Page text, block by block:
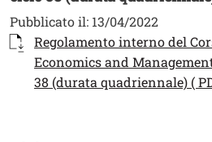
Pubblicato il: 13/04/2022
Documento
Regolamento interno del
Economics and
38 (durata quadriennale) (